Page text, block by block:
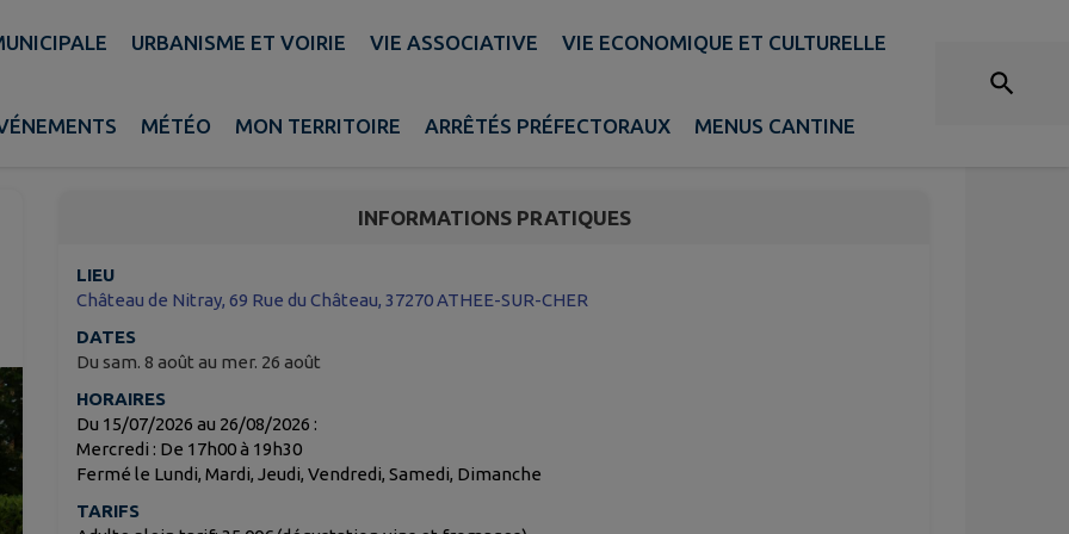
URBANISME ET VOIRIE VIE ASSOCIATIVE VIE ECONOMIQUE ET CULTURELLE
MÉTÉO MON TERRITOIRE ARRÊTÉS PRÉFECTORAUX MENUS CANTINE
INFORMATIONS PRATIQUES
LIEU
Château de Nitray, 69 Rue du Château, 37270 ATHEE-SUR-CHER
DATES
Du sam. 8 août au mer. 26 août
HORAIRES
Du 15/07/2026 au 26/08/2026 :
Mercredi : De 17h00 à 19h30
Fermé le Lundi, Mardi, Jeudi, Vendredi, Samedi, Dimanche
TARIFS